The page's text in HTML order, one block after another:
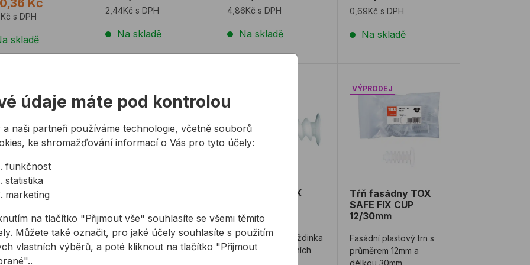
s DPH
skladě
2,44Kč s DPH
Na skladě
pórobetonu. PSD ...
4,86Kč s DPH
Na skladě
0,69Kč s DPH
Na skladě
TOX
hmoždinka do
Samozávrtná hmoždinka
do tepelně izolačních
Hmoždinka TOX THERMO PLUS
Hmoždinka TOX
Samozávrtná hmoždinka
do tepelně izolačních
Tŕň fasádny TOX SAFE FIX CUP 12/
Tŕň fasádny TOX
SAFE FIX CUP
12/30mm
Fasádní plastový trn s
průměrem 12mm a
údaje máte pod kontrolou
a naši partneři používáme technologie, včetně souborů
ke shromažďování informací o Vás pro tyto účely:
funkčnost
statistika
marketing
na tlačítko "Přijmout vše" souhlasíte se všemi těmito
Můžete také označit, pro jaké účely souhlasíte s použitím
vlastních výběrů, a poté kliknout na tlačítko "Přijmout